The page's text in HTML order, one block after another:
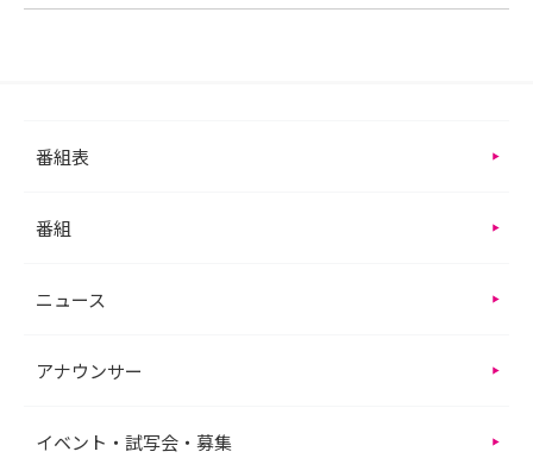
番組表
番組
ニュース
アナウンサー
イベント・試写会・募集